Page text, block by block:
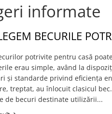
informate
BECURILE
potrivite pentru casă
erau simple, având la
și standarde privind eficiența
treptat, au înlocuit clasicul
de becuri destinate utilizării...